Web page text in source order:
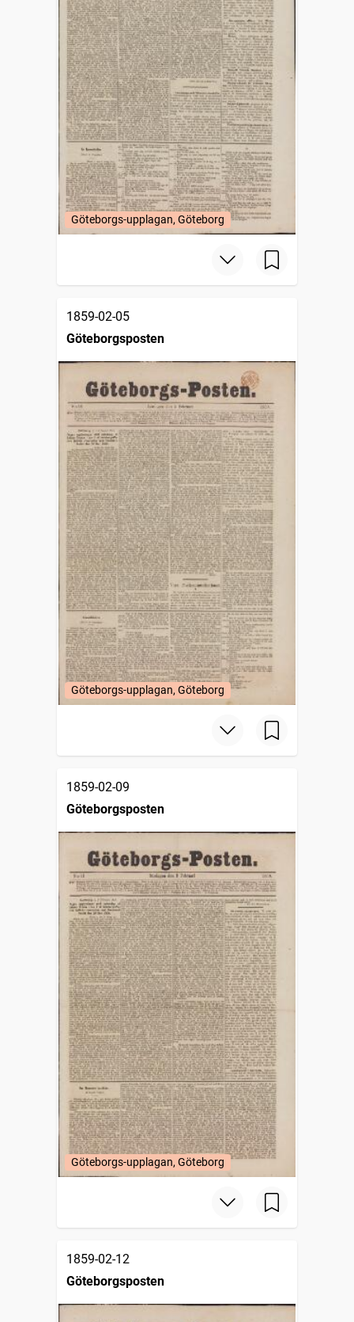
Göteborgs-upplagan, Göteborg
1859-02-05
Göteborgsposten
Göteborgs-upplagan, Göteborg
1859-02-09
Göteborgsposten
Göteborgs-upplagan, Göteborg
1859-02-12
Göteborgsposten